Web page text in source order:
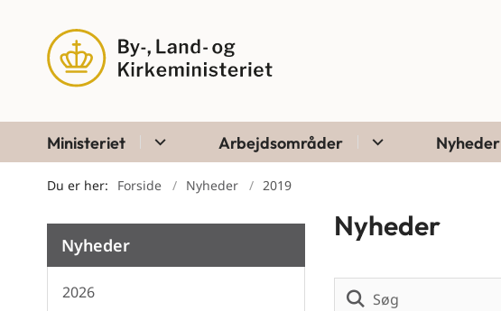
Ministeriet Arbejdsområder Nyheder
Du er her: Forside Nyheder 2019
Nyheder
2026
Nyheder